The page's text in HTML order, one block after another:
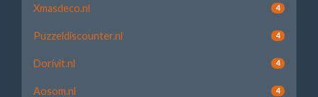
Xmasdeco.nl 4
Puzzeldiscounter.nl 4
Dorivit.nl 4
Aosom.nl 4